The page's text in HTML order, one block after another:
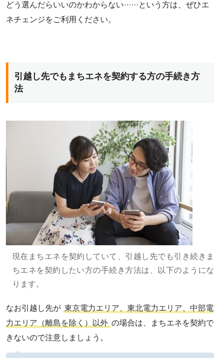
どう選んだらいいのかわからない······という方は、ぜひエ
ネチェンジをご利用ください。
引越し先でもまちエネを契約する方の手続き方
法
現在まちエネを契約していて、引越し先でも引き続きま
ちエネを契約したい方の手続き方法は、以下のようにな
ります。
なお引越し先が 東京電力エリア、東北電力エリア、中部電
力エリア（離島を除く）以外 の場合は、まちエネを契約で
きないので注意しましょう。